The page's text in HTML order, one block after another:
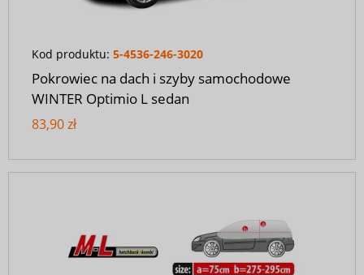
Kod produktu: 5-4536-246-3020
Pokrowiec na dach i szyby samochodowe
WINTER Optimio L sedan
83,90 zł